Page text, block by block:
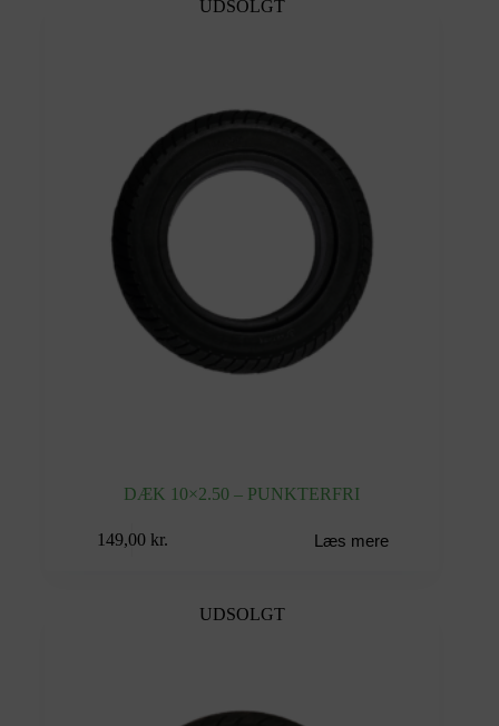
UDSOLGT
DÆK 10×2.50 – PUNKTERFRI
149,00 kr. Læs mere
UDSOLGT